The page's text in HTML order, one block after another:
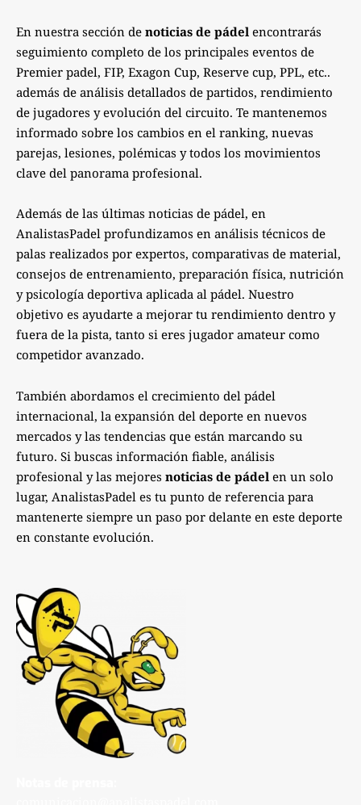
En nuestra sección de noticias de pádel encontrarás
seguimiento completo de los principales eventos de
Premier padel, FIP, Exagon Cup, Reserve cup, PPL, etc..
además de análisis detallados de partidos, rendimiento
de jugadores y evolución del circuito. Te mantenemos
informado sobre los cambios en el ranking, nuevas
parejas, lesiones, polémicas y todos los movimientos
clave del panorama profesional.
Además de las últimas noticias de pádel, en
AnalistasPadel profundizamos en análisis técnicos de
palas realizados por expertos, comparativas de material,
consejos de entrenamiento, preparación física, nutrición
y psicología deportiva aplicada al pádel. Nuestro
objetivo es ayudarte a mejorar tu rendimiento dentro y
fuera de la pista, tanto si eres jugador amateur como
competidor avanzado.
También abordamos el crecimiento del pádel
internacional, la expansión del deporte en nuevos
mercados y las tendencias que están marcando su
futuro. Si buscas información fiable, análisis
profesional y las mejores noticias de pádel en un solo
lugar, AnalistasPadel es tu punto de referencia para
mantenerte siempre un paso por delante en este deporte
en constante evolución.